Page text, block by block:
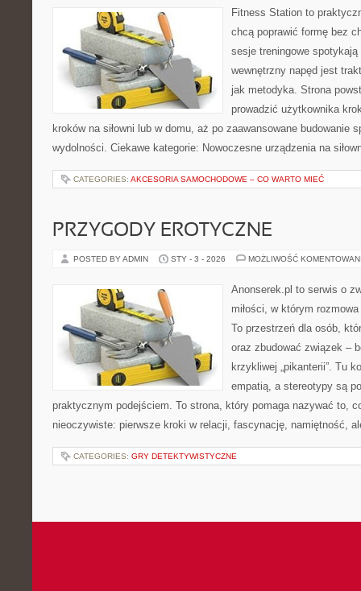
Fitness Station to
chcą poprawić formę bez
sesje treningowe
wewnętrzny napęd jest
jak metodyka. Strona
prowadzić użytkownika
kroków na siłowni lub w domu, aż po zaawansowane budowanie
wydolności. Ciekawe kategorie: Nowoczesne urządzenia na
CATEGORIES: AKCESORIA SAMOCHODOWE – CO WARTO MIEĆ
PRZYGODY EROTYCZNE
POSTED BY ADMIN STY - 3 - 2026 MOŻLIWOŚĆ
Anonserek.pl to serwis o
miłości, w którym
To przestrzeń dla osób,
oraz zbudować związek –
krzykliwej „pikanterii”. Tu
empatią, a stereotypy są
praktycznym podejściem. To strona, który pomaga nazywać to,
nieoczywiste: pierwsze kroki w relacji, fascynację, namiętność,
CATEGORIES: GRY DETEKTYWISTYCZNE